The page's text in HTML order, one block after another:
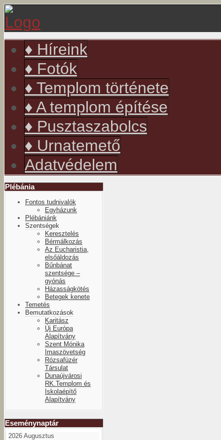
♦ Híreink
♦ Fotók
♦ Templom története
♦ A templom építése
♦ Pusztaszabolcs
♦ Urnatemető
Adatvédelem
Plébánia
Fontos tudnivalók
Egyházunk
Plébániánk
Szentségek
Keresztelés
Bérmálkozás
Az Eucharistia,
elsőáldozás
Bűnbánat
szentsége –
gyónás
Házasságkötés
Betegek kenete
Temetés
Bemutatkozások
Karitász
Új Európa
Alapítvány
Szent Mónika
Imaszövetség
Rózsafüzér
Társulat
Dunaújvárosi
RK.Templom és
Iskolaépítő
Alapítvány
Eseménynaptár
év
hónap
év
hónap
2026 Augusztus